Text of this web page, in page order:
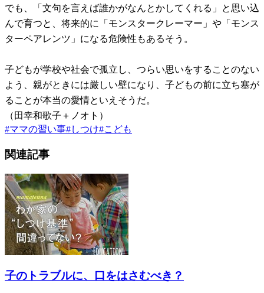
でも、「文句を言えば誰かがなんとかしてくれる」と思い込
んで育つと、将来的に「モンスタークレーマー」や「モンス
ターペアレンツ」になる危険性もあるそう。
子どもが学校や社会で孤立し、つらい思いをすることのない
よう、親がときには厳しい壁になり、子どもの前に立ち塞が
ることが本当の愛情といえそうだ。
（田幸和歌子＋ノオト）
#ママの習い事#しつけ#こども
関連記事
子のトラブルに、口をはさむべき？